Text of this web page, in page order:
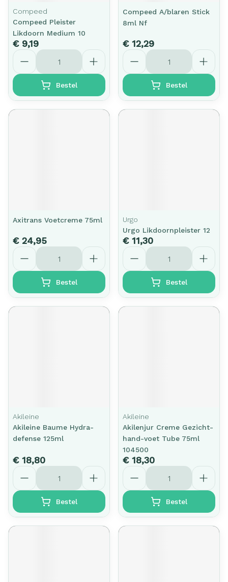
Compeed
Compeed Pleister
Likdoorn Medium 10
€ 9,19
Aantal
Bestel
Compeed A/blaren Stick
8ml Nf
€ 12,29
Aantal
Bestel
Axitrans Voetcreme 75ml
€ 24,95
Aantal
Bestel
Urgo
Urgo Likdoornpleister 12
€ 11,30
Aantal
Bestel
Akileine
Akileine Baume Hydra-
defense 125ml
€ 18,80
Aantal
Bestel
Akileine
Akilenjur Creme Gezicht-
hand-voet Tube 75ml
104500
€ 18,30
Aantal
Bestel